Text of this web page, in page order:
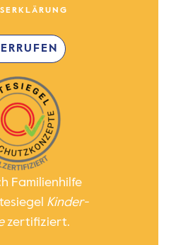
Familienhilfe
Kinder­
zertifiziert.